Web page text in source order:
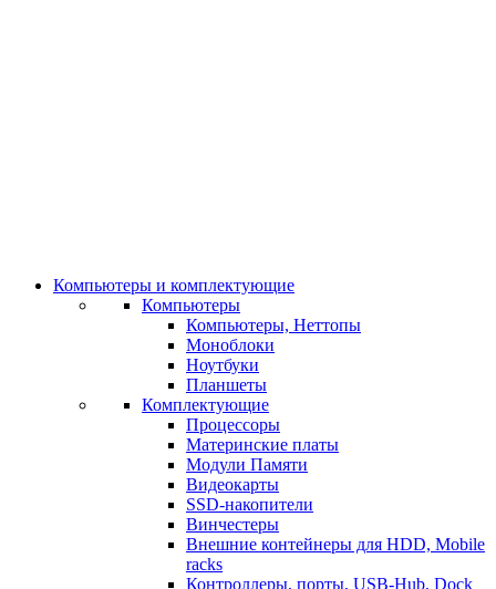
Компьютеры и комплектующие
Компьютеры
Компьютеры, Неттопы
Моноблоки
Ноутбуки
Планшеты
Комплектующие
Процессоры
Материнские платы
Модули Памяти
Видеокарты
SSD-накопители
Винчестеры
Внешние контейнеры для HDD, Mobile
racks
Контроллеры, порты, USB-Hub, Dock